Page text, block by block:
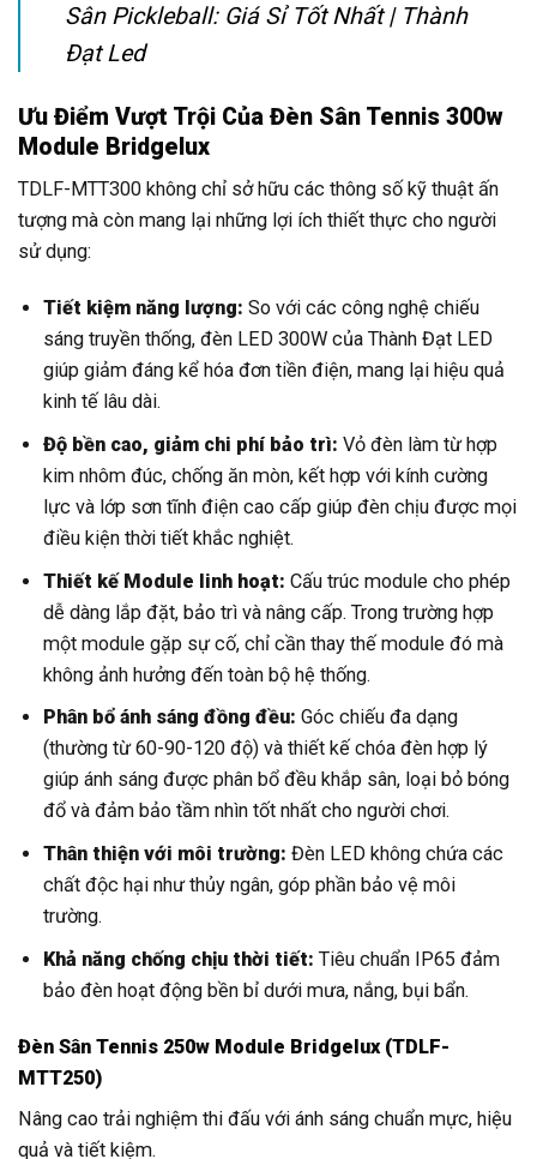
Sân Pickleball: Giá Sỉ Tốt Nhất | Thành
Đạt Led
Ưu Điểm Vượt Trội Của Đèn Sân Tennis 300w
Module Bridgelux
TDLF-MTT300 không chỉ sở hữu các thông số kỹ thuật ấn
tượng mà còn mang lại những lợi ích thiết thực cho người
sử dụng:
Tiết kiệm năng lượng: So với các công nghệ chiếu
sáng truyền thống, đèn LED 300W của Thành Đạt LED
giúp giảm đáng kể hóa đơn tiền điện, mang lại hiệu quả
kinh tế lâu dài.
Độ bền cao, giảm chi phí bảo trì: Vỏ đèn làm từ hợp
kim nhôm đúc, chống ăn mòn, kết hợp với kính cường
lực và lớp sơn tĩnh điện cao cấp giúp đèn chịu được mọi
điều kiện thời tiết khắc nghiệt.
Thiết kế Module linh hoạt: Cấu trúc module cho phép
dễ dàng lắp đặt, bảo trì và nâng cấp. Trong trường hợp
một module gặp sự cố, chỉ cần thay thế module đó mà
không ảnh hưởng đến toàn bộ hệ thống.
Phân bổ ánh sáng đồng đều: Góc chiếu đa dạng
(thường từ 60-90-120 độ) và thiết kế chóa đèn hợp lý
giúp ánh sáng được phân bổ đều khắp sân, loại bỏ bóng
đổ và đảm bảo tầm nhìn tốt nhất cho người chơi.
Thân thiện với môi trường: Đèn LED không chứa các
chất độc hại như thủy ngân, góp phần bảo vệ môi
trường.
Khả năng chống chịu thời tiết: Tiêu chuẩn IP65 đảm
bảo đèn hoạt động bền bỉ dưới mưa, nắng, bụi bẩn.
Đèn Sân Tennis 250w Module Bridgelux (TDLF-
MTT250)
Nâng cao trải nghiệm thi đấu với ánh sáng chuẩn mực, hiệu
quả và tiết kiệm.